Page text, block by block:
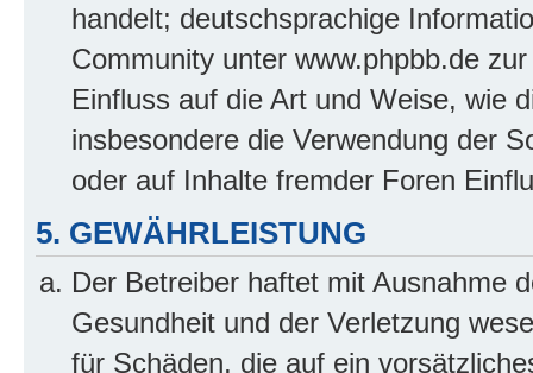
handelt; deutschsprachige
Community unter www.phpbb.de
Einfluss auf die Art und Weise, wie
insbesondere die Verwendung der
oder auf Inhalte fremder Foren
5. GEWÄHRLEISTUNG
Der Betreiber haftet mit Ausnahme
Gesundheit und der Verletzung
für Schäden, die auf ein